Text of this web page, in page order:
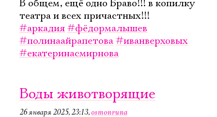
В общем, ещё одно Браво!!! в копилку
театра и всех причастных!!!
#аркадия#фёдормалышев
#полинаайрапетова#иванверховых
#екатеринасмирнова
Воды животворящие
26 января 2025, 23:13, osmonruna